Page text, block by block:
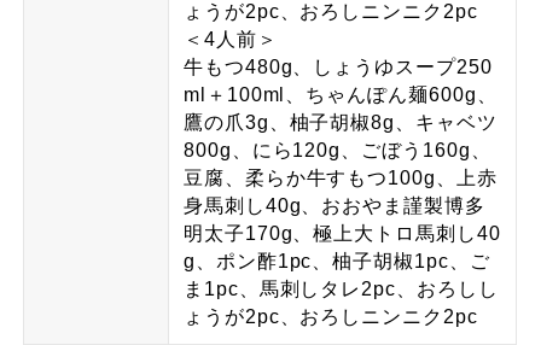
ょうが2pc、おろしニンニク2pc
＜4人前＞
牛もつ480g、しょうゆスープ250
ml＋100ml、ちゃんぽん麺600g、
鷹の爪3g、柚子胡椒8g、キャベツ
800g、にら120g、ごぼう160g、
豆腐、柔らか牛すもつ100g、上赤
身馬刺し40g、おおやま謹製博多
明太子170g、極上大トロ馬刺し40
g、ポン酢1pc、柚子胡椒1pc、ご
ま1pc、馬刺しタレ2pc、おろしし
ょうが2pc、おろしニンニク2pc